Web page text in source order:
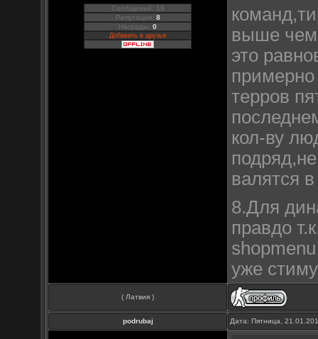
Сообщений: 19
Репутация: 8
Награды:0
Добавить в друзья
выше чем
это
терров
кол-ву
валятся
8.Для
правдо
уже
( Латвия )
podrubaj Дата: Пятница,